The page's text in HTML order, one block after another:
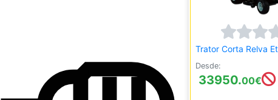
Trator Corta Relva
Desde:
33950.00€